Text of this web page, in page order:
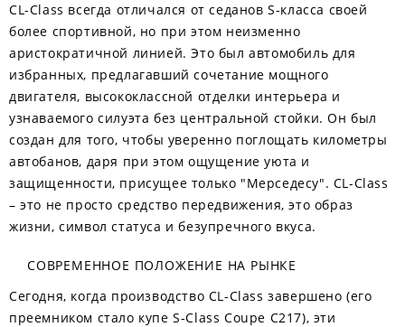
CL-Class всегда отличался от седанов S-класса своей
более спортивной, но при этом неизменно
аристократичной линией. Это был автомобиль для
избранных, предлагавший сочетание мощного
двигателя, высококлассной отделки интерьера и
узнаваемого силуэта без центральной стойки. Он был
создан для того, чтобы уверенно поглощать километры
автобанов, даря при этом ощущение уюта и
защищенности, присущее только "Мерседесу". CL-Class
– это не просто средство передвижения, это образ
жизни, символ статуса и безупречного вкуса.
СОВРЕМЕННОЕ ПОЛОЖЕНИЕ НА РЫНКЕ
Сегодня, когда производство CL-Class завершено (его
преемником стало купе S-Class Coupe C217), эти